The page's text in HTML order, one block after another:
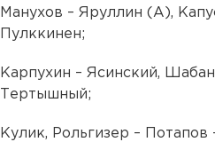
Манухов – Яруллин (А),
Пулккинен;
Карпухин – Ясинский,
Тертышный;
Кулик, Рольгизер – Потапов